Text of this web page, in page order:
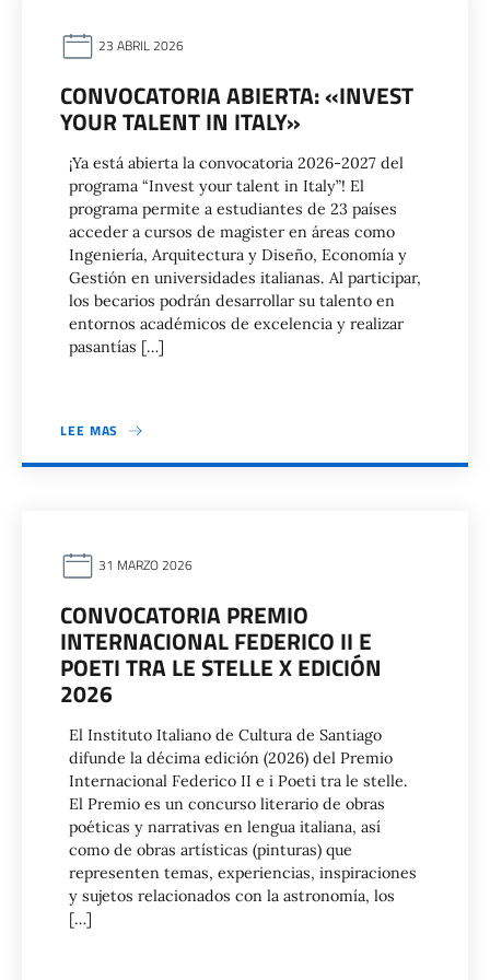
23 ABRIL 2026
CONVOCATORIA ABIERTA: «INVEST
YOUR TALENT IN ITALY»
¡Ya está abierta la convocatoria 2026-2027 del
programa “Invest your talent in Italy”! El
programa permite a estudiantes de 23 países
acceder a cursos de magister en áreas como
Ingeniería, Arquitectura y Diseño, Economía y
Gestión en universidades italianas. Al participar,
los becarios podrán desarrollar su talento en
entornos académicos de excelencia y realizar
pasantías […]
LEE MAS
31 MARZO 2026
CONVOCATORIA PREMIO
INTERNACIONAL FEDERICO II E
POETI TRA LE STELLE X EDICIÓN
2026
El Instituto Italiano de Cultura de Santiago
difunde la décima edición (2026) del Premio
Internacional Federico II e i Poeti tra le stelle.
El Premio es un concurso literario de obras
poéticas y narrativas en lengua italiana, así
como de obras artísticas (pinturas) que
representen temas, experiencias, inspiraciones
y sujetos relacionados con la astronomía, los
[…]